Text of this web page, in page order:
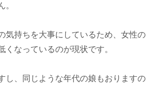
。
気持ちを大事にしているため、女性の
くなっているのが現状です。
し、同じような年代の娘もおりますの